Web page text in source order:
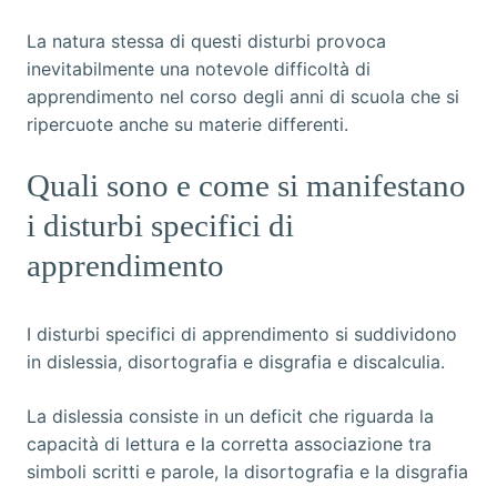
La natura stessa di questi disturbi provoca
inevitabilmente una notevole difficoltà di
apprendimento nel corso degli anni di scuola che si
ripercuote anche su materie differenti.
Quali sono e come si manifestano
i disturbi specifici di
apprendimento
I disturbi specifici di apprendimento si suddividono
in dislessia, disortografia e disgrafia e discalculia.
La dislessia consiste in un deficit che riguarda la
capacità di lettura e la corretta associazione tra
simboli scritti e parole, la disortografia e la disgrafia